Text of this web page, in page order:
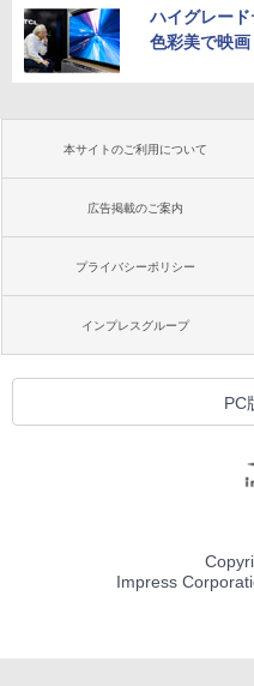
ハイグレー
色彩美で映
本サイトのご利用について
広告掲載のご案内
プライバシーポリシー
インプレスグループ
PC
Impress